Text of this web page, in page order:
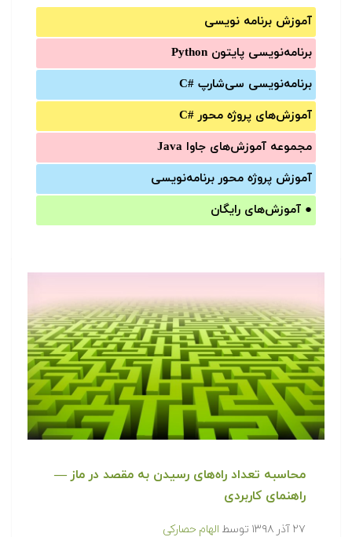
آموزش برنامه نویسی
برنامه‌نویسی پایتون Python
برنامه‌‌نویسی سی‌شارپ C#‎
آموزش‌های پروژه محور #C
مجموعه آموزش‌های جاوا Java
آموزش‌ پروژه محور برنامه‌نویسی
● آموزش‌های رایگان
محاسبه تعداد راه‌های رسیدن به مقصد در ماز —
راهنمای کاربردی
۲۷ آذر ۱۳۹۸ توسط الهام حصارکی